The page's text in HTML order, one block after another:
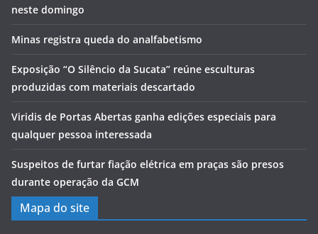
neste domingo
Minas registra queda do analfabetismo
Exposição “O Silêncio da Sucata” reúne esculturas
produzidas com materiais descartado
Viridis de Portas Abertas ganha edições especiais para
qualquer pessoa interessada
Suspeitos de furtar fiação elétrica em praças são presos
durante operação da GCM
Mapa do site